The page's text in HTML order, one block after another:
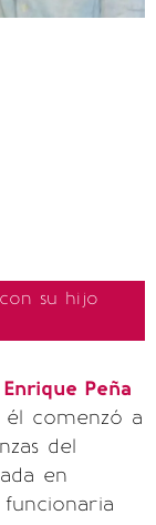
su hijo
Enrique Peña
comenzó a
del
en